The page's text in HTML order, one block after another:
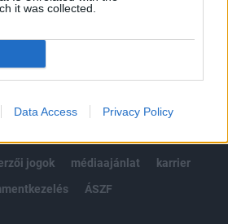
it was collected.
Data Access Privacy Policy
© 2026 Portfolio
jogok médiaajánlat
karrier
ÁSZF